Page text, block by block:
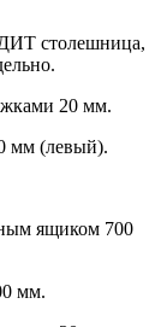
столешница,
20 мм.
мм (левый).
ящиком 700
мм.